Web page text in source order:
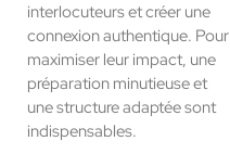
interlocuteurs et créer une
connexion authentique. Pour
maximiser leur impact, une
préparation minutieuse et
une structure adaptée sont
indispensables.